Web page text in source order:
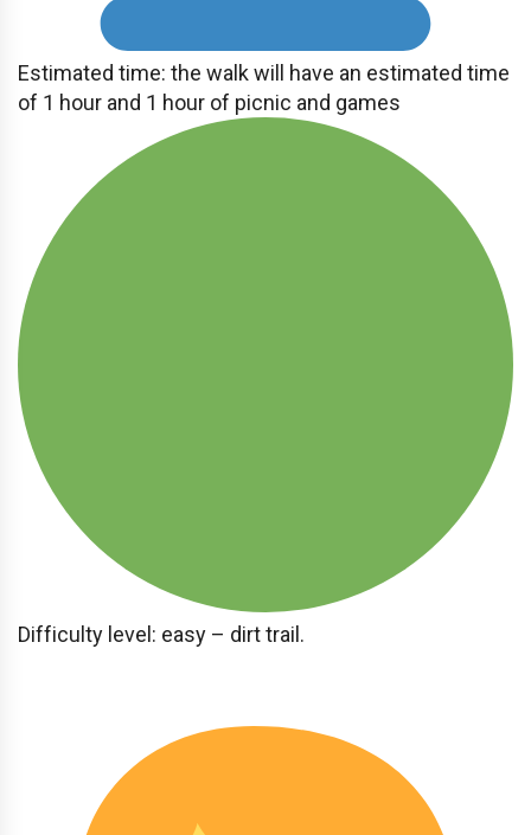
Estimated time: the walk will have an estimated time
of 1 hour and 1 hour of picnic and games
Difficulty level: easy – dirt trail.